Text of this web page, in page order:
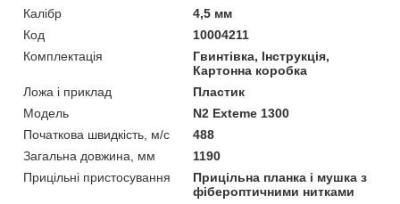
Калібр
4,5 мм
Код
10004211
Комплектація
Гвинтівка, Інструкція,
Картонна коробка
Ложа і приклад
Пластик
Модель
N2 Exteme 1300
Початкова швидкість, м/с
488
Загальна довжина, мм
1190
Прицільні пристосування
Прицільна планка і мушка з
фібероптичними нитками